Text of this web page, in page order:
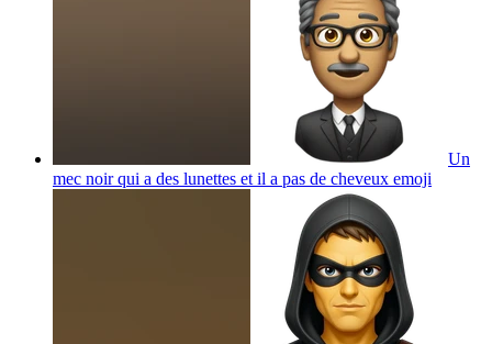
Un
mec noir qui a des lunettes et il a pas de cheveux emoji